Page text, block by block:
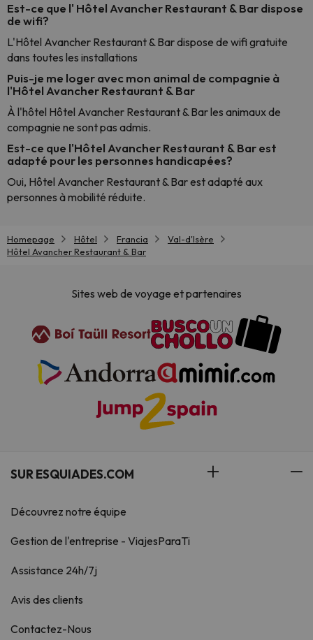
Est-ce que l' Hôtel Avancher Restaurant & Bar dispose
de wifi?
L'Hôtel Avancher Restaurant & Bar dispose de wifi gratuite
dans toutes les installations
Puis-je me loger avec mon animal de compagnie à
l'Hôtel Avancher Restaurant & Bar
À l'hôtel Hôtel Avancher Restaurant & Bar les animaux de
compagnie ne sont pas admis.
Est-ce que l'Hôtel Avancher Restaurant & Bar est
adapté pour les personnes handicapées?
Oui, Hôtel Avancher Restaurant & Bar est adapté aux
personnes à mobilité réduite.
Homepage Hôtel Francia
Val-d'Isère
Hôtel Avancher Restaurant & Bar
Sites web de voyage et partenaires
SUR ESQUIADES.COM
Découvrez notre équipe
Gestion de l'entreprise - ViajesParaTi
Assistance 24h/7j
Avis des clients
Contactez-Nous